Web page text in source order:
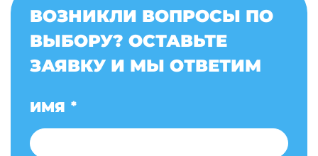
ВОЗНИКЛИ ВОПРОСЫ ПО
ВЫБОРУ? ОСТАВЬТЕ
ЗАЯВКУ И МЫ ОТВЕТИМ
ИМЯ *